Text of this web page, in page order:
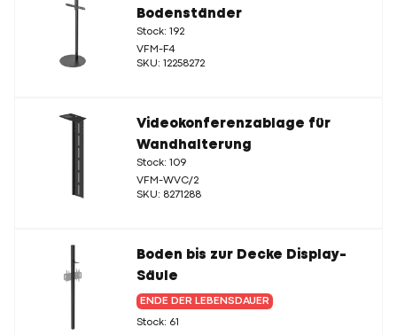
Bodenständer
Stock: 192
VFM-F4
SKU: 12258272
Videokonferenzablage für
Wandhalterung
Stock: 109
VFM-WVC/2
SKU: 8271288
Boden bis zur Decke Display-
Säule
ENDE DER LEBENSDAUER
Stock: 61